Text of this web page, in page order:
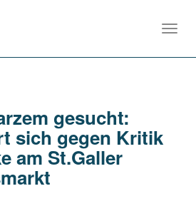
gesucht:
sich gegen Kritik
am St.Galler